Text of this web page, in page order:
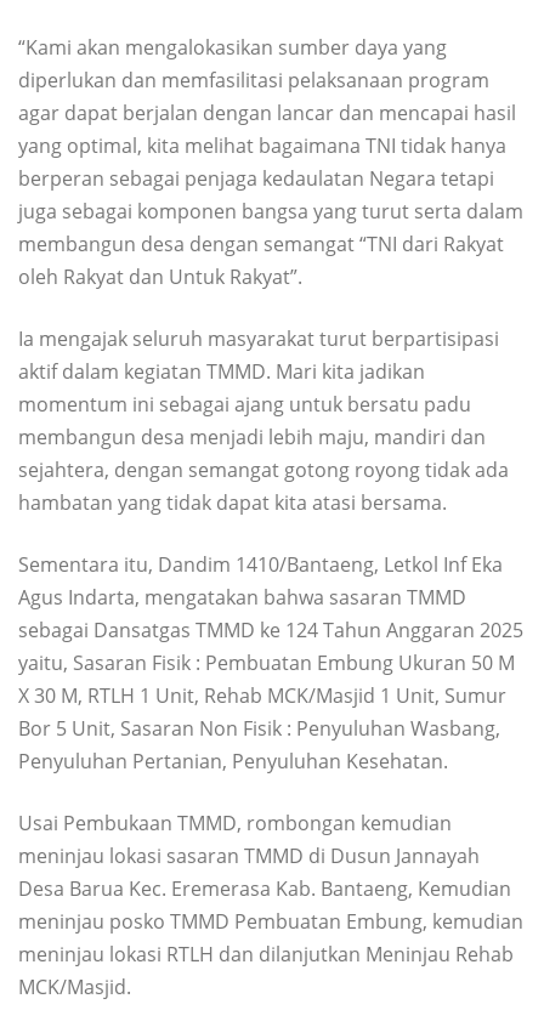
“Kami akan mengalokasikan sumber daya yang
diperlukan dan memfasilitasi pelaksanaan program
agar dapat berjalan dengan lancar dan mencapai hasil
yang optimal, kita melihat bagaimana TNI tidak hanya
berperan sebagai penjaga kedaulatan Negara tetapi
juga sebagai komponen bangsa yang turut serta dalam
membangun desa dengan semangat “TNI dari Rakyat
oleh Rakyat dan Untuk Rakyat”.
Ia mengajak seluruh masyarakat turut berpartisipasi
aktif dalam kegiatan TMMD. Mari kita jadikan
momentum ini sebagai ajang untuk bersatu padu
membangun desa menjadi lebih maju, mandiri dan
sejahtera, dengan semangat gotong royong tidak ada
hambatan yang tidak dapat kita atasi bersama.
Sementara itu, Dandim 1410/Bantaeng, Letkol Inf Eka
Agus Indarta, mengatakan bahwa sasaran TMMD
sebagai Dansatgas TMMD ke 124 Tahun Anggaran 2025
yaitu, Sasaran Fisik : Pembuatan Embung Ukuran 50 M
X 30 M, RTLH 1 Unit, Rehab MCK/Masjid 1 Unit, Sumur
Bor 5 Unit, Sasaran Non Fisik : Penyuluhan Wasbang,
Penyuluhan Pertanian, Penyuluhan Kesehatan.
Usai Pembukaan TMMD, rombongan kemudian
meninjau lokasi sasaran TMMD di Dusun Jannayah
Desa Barua Kec. Eremerasa Kab. Bantaeng, Kemudian
meninjau posko TMMD Pembuatan Embung, kemudian
meninjau lokasi RTLH dan dilanjutkan Meninjau Rehab
MCK/Masjid.